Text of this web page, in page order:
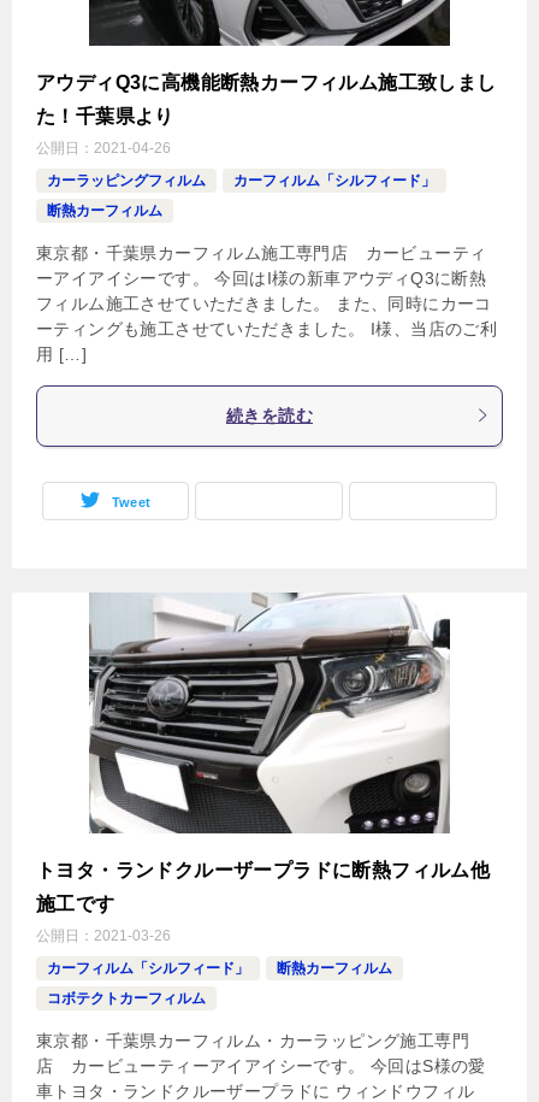
アウディQ3に高機能断熱カーフィルム施工致しまし
た！千葉県より
公開日： 2021-04-26
カーラッピングフィルム
カーフィルム「シルフィード」
断熱カーフィルム
東京都・千葉県カーフィルム施工専門店 カービューティ
ーアイアイシーです。 今回はI様の新車アウディQ3に断熱
フィルム施工させていただきました。 また、同時にカーコ
ーティングも施工させていただきました。 I様、当店のご利
用 […]
続きを読む
Tweet
トヨタ・ランドクルーザープラドに断熱フィルム他
施工です
公開日： 2021-03-26
カーフィルム「シルフィード」
断熱カーフィルム
コボテクトカーフィルム
東京都・千葉県カーフィルム・カーラッピング施工専門
店 カービューティーアイアイシーです。 今回はS様の愛
車トヨタ・ランドクルーザープラドに ウィンドウフィル